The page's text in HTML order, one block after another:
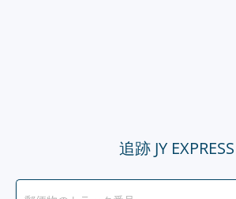
追跡 JY EXPRESS